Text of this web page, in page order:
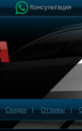
Консультация
Скидки|Отзывы|